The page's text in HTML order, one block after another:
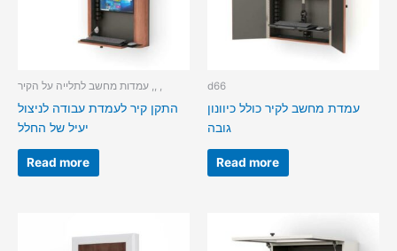
עמדות מחשב לתלייה על הקיר ,, ,
התקן קיר לעמדת עבודה לניצול
יעיל של החלל
Read more
d66
עמדת מחשב לקיר כולל כיוונון
גובה
Read more